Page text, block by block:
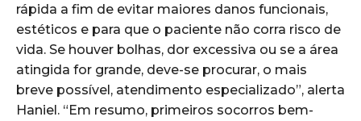
rápida a fim de evitar maiores danos funcionais,
estéticos e para que o paciente não corra risco de
vida. Se houver bolhas, dor excessiva ou se a área
atingida for grande, deve-se procurar, o mais
breve possível, atendimento especializado”, alerta
Haniel. “Em resumo, primeiros socorros bem-